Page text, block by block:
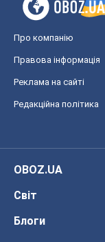
Про компанію
Правова інформація
Реклама на сайті
Редакційна політика
OBOZ.UA
Світ
Блоги